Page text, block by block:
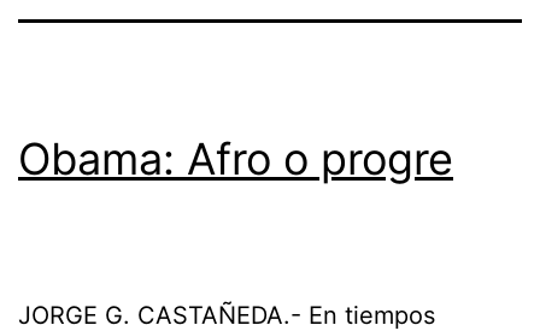
Obama: Afro o progre
JORGE G. CASTAÑEDA.- En tiempos